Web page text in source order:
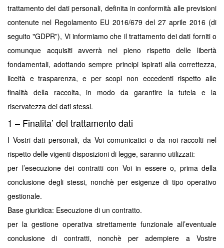
trattamento dei dati personali, definita in conformità alle previsioni
contenute nel Regolamento EU 2016/679 del 27 aprile 2016 (di
seguito "GDPR”), Vi informiamo che il trattamento dei dati forniti o
comunque acquisiti avverrà nel pieno rispetto delle libertà
fondamentali, adottando sempre principi ispirati alla correttezza,
liceità e trasparenza, e per scopi non eccedenti rispetto alle
finalità della raccolta, in modo da garantire la tutela e la
riservatezza dei dati stessi.
1 – Finalita’ del trattamento dati
I Vostri dati personali, da Voi comunicatici o da noi raccolti nel
rispetto delle vigenti disposizioni di legge, saranno utilizzati:
per l’esecuzione dei contratti con Voi in essere o, prima della
conclusione degli stessi, nonchè per esigenze di tipo operativo
gestionale.
Base giuridica: Esecuzione di un contratto.
per la gestione operativa strettamente funzionale all’eventuale
conclusione di contratti, nonchè per adempiere a Vostre